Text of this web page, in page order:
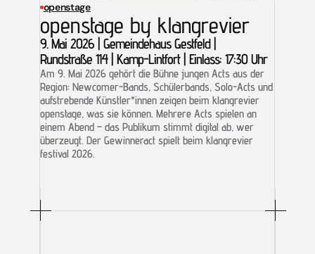
openstage
openstage by klangrevier
9. Mai 2026 | Gemeindehaus Gestfeld |
Rundstraße 114 | Kamp-Lintfort | Einlass: 17:30 Uhr
Am 9. Mai 2026 gehört die Bühne jungen Acts aus der
Region: Newcomer-Bands, Schülerbands, Solo-Acts und
aufstrebende Künstler*innen zeigen beim klangrevier
openstage, was sie können. Mehrere Acts spielen an
einem Abend – das Publikum stimmt digital ab, wer
überzeugt. Der Gewinneract spielt beim klangrevier
festival 2026.